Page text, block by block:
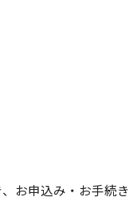
お申込み・お⼿続